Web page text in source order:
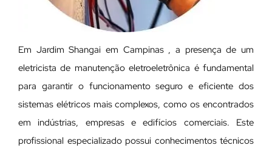
Em Jardim Shangai em Campinas , a presença de um
eletricista de manutenção eletroeletrônica é fundamental
para garantir o funcionamento seguro e eficiente dos
sistemas elétricos mais complexos, como os encontrados
em indústrias, empresas e edifícios comerciais. Este
profissional especializado possui conhecimentos técnicos